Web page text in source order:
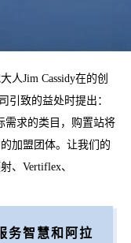
人Jim Cassidy在的创
引致的益处时提出：
需求的类目，购置站将
加盟团体。让我们的
、Vertiflex、
务智慧和阿拉